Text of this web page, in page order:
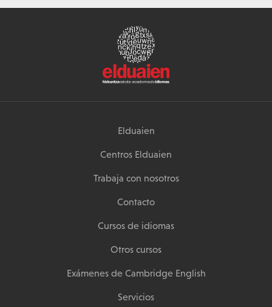
Elduaien
Centros Elduaien
Trabaja con nosotros
Contacto
Cursos de idiomas
Otros cursos
Exámenes de Cambridge English
Servicios